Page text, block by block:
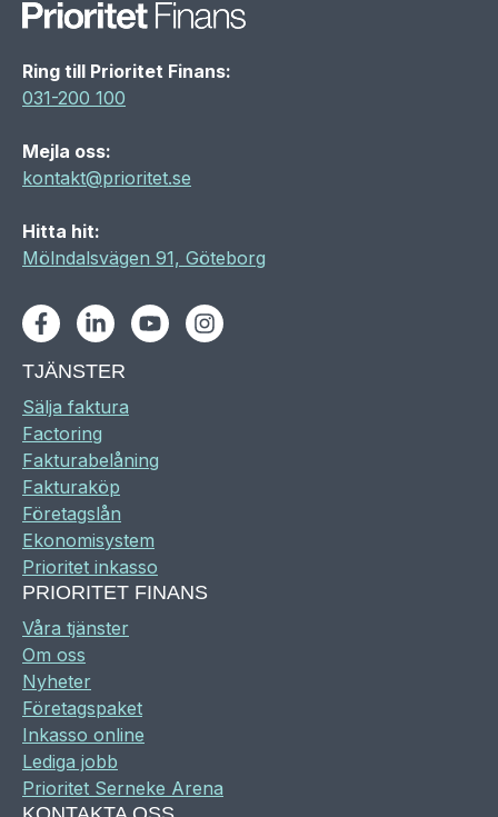
Ring till Prioritet Finans:
031-200 100
Mejla oss:
kontakt@prioritet.se
Hitta hit:
Mölndalsvägen 91, Göteborg
FacebookLinkedInYoutubeInstagram
TJÄNSTER
Sälja faktura
Factoring
Fakturabelåning
Fakturaköp
Företagslån
Ekonomisystem
Prioritet inkasso
PRIORITET FINANS
Våra tjänster
Om oss
Nyheter
Företagspaket
Inkasso online
Lediga jobb
Prioritet Serneke Arena